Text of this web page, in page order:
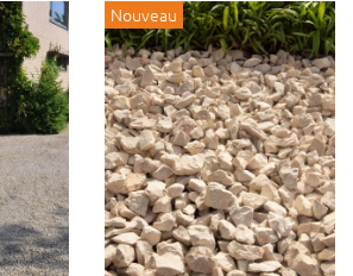
Nouveau